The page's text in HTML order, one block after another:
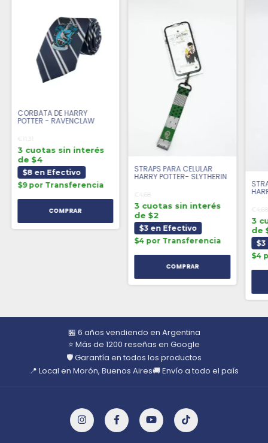
CORBATA DE HARRY
POTTER - RAVENCLAW
3 cuotas sin interés
de $4
$8 en Efectivo
$9 por Transferencia
STRAPS PARA CELULAR
HARRY POTTER- SLYTHERIN
€4,68
3 cuotas sin interés
de $2
$3 en Efectivo
$4 por Transferencia
€4,68
3
de
$4
🏪 6 años vendiendo en Argentina
⭐ Más de 1200 reseñas en Google
🛡️ Garantía en todos los productos
📍 Local en Morón, Buenos Aires🚚 Envío a todo el país